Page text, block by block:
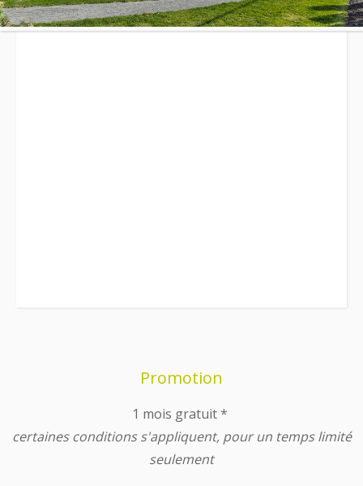
Promotion
1 mois gratuit *
certaines conditions s'appliquent, pour un temps limité
seulement